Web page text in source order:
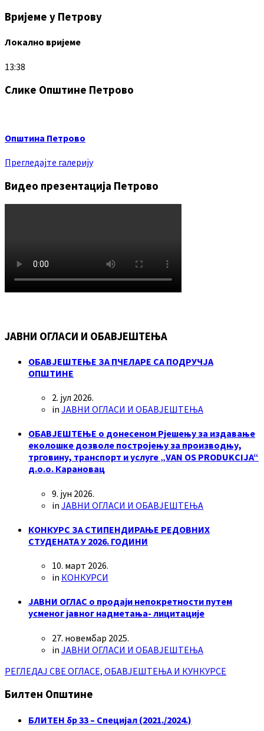
Вријеме у Петрову
Локално вријеме
13:38
Слике Општине Петрово
Општина Петрово
Прегледајте галерију
Видео презентација Петрово
ЈАВНИ ОГЛАСИ И ОБАВЈЕШТЕЊА
ОБАВЈЕШТЕЊЕ ЗА ПЧЕЛАРЕ СА ПОДРУЧЈА
ОПШТИНЕ
2. јул 2026.
in ЈАВНИ ОГЛАСИ И ОБАВЈЕШТЕЊА
ОБАВЈЕШТЕЊЕ о донесеном Рјешењу за издавање
еколошке дозволе постројењу за производњу,
трговину, транспорт и услуге „VAN OS PRODUKCIJA“
д.о.о. Карановац
9. јун 2026.
in ЈАВНИ ОГЛАСИ И ОБАВЈЕШТЕЊА
КОНКУРС ЗА СТИПЕНДИРАЊЕ РЕДОВНИХ
СТУДЕНАТА У 2026. ГОДИНИ
10. март 2026.
in КОНКУРСИ
ЈАВНИ ОГЛАС о продаји непокретности путем
усменог јавног надметања- лицитације
27. новембар 2025.
in ЈАВНИ ОГЛАСИ И ОБАВЈЕШТЕЊА
РЕГЛЕДАЈ СВЕ ОГЛАСЕ, ОБАВЈЕШТЕЊА И КУНКУРСЕ
Билтен Општине
БЛИТЕН бр 33 – Специјал (2021./2024.)